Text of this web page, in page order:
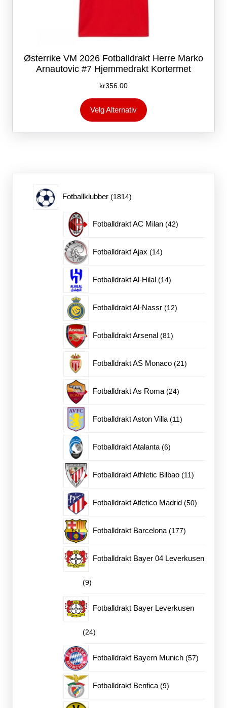
Østerrike VM 2026 Fotballdrakt Herre Marko
Arnautovic #7 Hjemmedrakt Kortermet
kr356.00
Velg Alternativ
produktet
flere
Fotballklubber 18141814
Fotballdrakt AC Milan 4242
Fotballdrakt Ajax 1414
Fotballdrakt Al-Hilal 1414
Fotballdrakt Al-Nassr 1212
Fotballdrakt Arsenal 8181
Fotballdrakt AS Monaco 2121
Fotballdrakt As Roma 2424
Fotballdrakt Aston Villa 1111
Fotballdrakt Atalanta 66
Fotballdrakt Athletic Bilbao 1111
Fotballdrakt Atletico Madrid 5050
Fotballdrakt Barcelona 177177
Fotballdrakt Bayer 04 Leverkusen
99
produkter
Fotballdrakt Bayer Leverkusen
2424
produkter
Fotballdrakt Bayern Munich 5757
Fotballdrakt Benfica 99